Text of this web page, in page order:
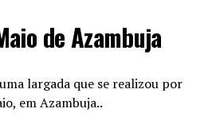
de Azambuja
largada que se realizou por
em Azambuja..